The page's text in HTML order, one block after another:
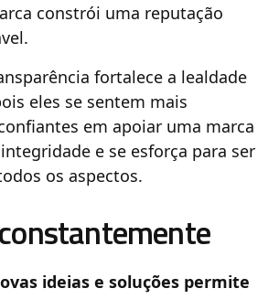
constrói uma reputação
fortalece a lealdade
eles se sentem mais
em apoiar uma marca
e se esforça para ser
os aspectos.
ideias e soluções permite